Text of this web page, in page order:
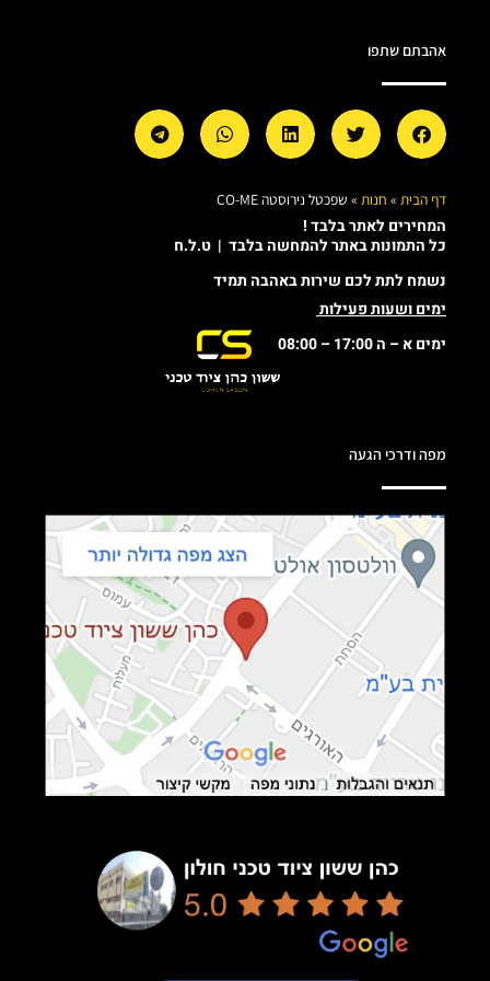
אהבתם שתפו
דף הבית » חנות » שפכטל נירוסטה CO-ME
המחירים לאתר בלבד !
כל התמונות באתר להמחשה בלבד | ט.ל.ח
נשמח לתת לכם שירות באהבה תמיד
ימים ושעות פעילות
ימים א – ה 17:00 – 08:00
מפה ודרכי הגעה